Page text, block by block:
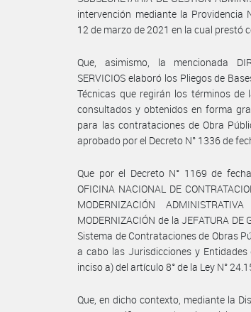
intervención mediante la Providencia
12 de marzo de 2021 en la cual
Que, asimismo, la mencionada
SERVICIOS elaboró los Pliegos de
Técnicas que regirán los términos
consultados y obtenidos en forma
para las contrataciones de Obra
aprobado por el Decreto N° 1336 de
Que por el Decreto N° 1169 de
OFICINA NACIONAL DE
MODERNIZACIÓN
MODERNIZACIÓN de la JEFATURA
Sistema de Contrataciones de Obras
a cabo las Jurisdicciones y
inciso a) del artículo 8° de la Ley N°
Que, en dicho contexto, mediante la